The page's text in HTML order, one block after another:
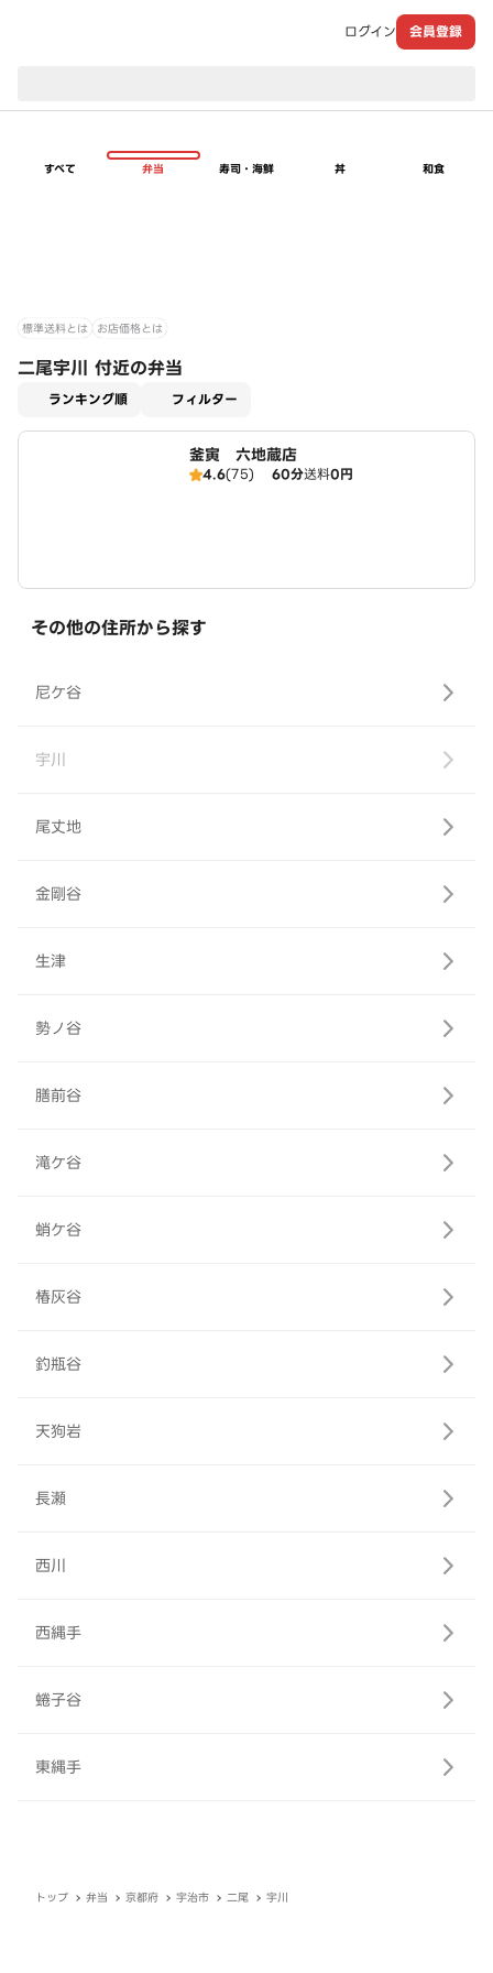
ログイン 会員登録
すべて 弁当 寿司・海鮮 丼 和食
標準送料とは お店価格とは
二尾宇川 付近の弁当
ランキング順 フィルター
釜寅 六地蔵店
4.6(75) 60分送料0円
その他の住所から探す
尼ケ谷
宇川
尾丈地
金剛谷
生津
勢ノ谷
膳前谷
滝ケ谷
蛸ケ谷
椿灰谷
釣瓶谷
天狗岩
長瀬
西川
西縄手
蜷子谷
東縄手
トップ 弁当 京都府 宇治市 二尾 宇川